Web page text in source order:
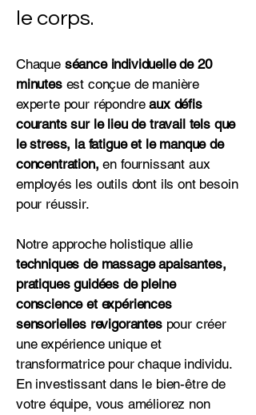
le corps.
Chaque séance individuelle de 20
minutesest conçue de manière
experte pour répondreaux défis
courants sur le lieu de travail tels que
le stress, la fatigue et le manque de
concentration, en fournissant aux
employés les outils dont ils ont besoin
pour réussir.
Notre approche holistique allie
techniques de massage apaisantes,
pratiques guidées de pleine
conscience et expériences
sensorielles revigorantespour créer
une expérience unique et
transformatrice pour chaque individu.
En investissant dans le bien-être de
votre équipe, vous améliorez non